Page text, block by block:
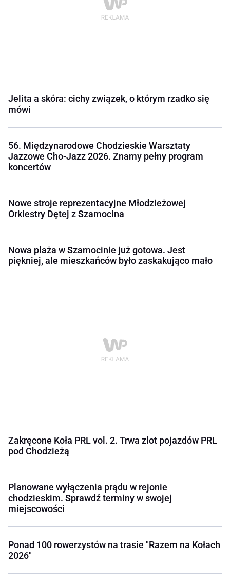
Jelita a skóra: cichy związek, o którym rzadko się
mówi
56. Międzynarodowe Chodzieskie Warsztaty
Jazzowe Cho-Jazz 2026. Znamy pełny program
koncertów
Nowe stroje reprezentacyjne Młodzieżowej
Orkiestry Dętej z Szamocina
Nowa plaża w Szamocinie już gotowa. Jest
piękniej, ale mieszkańców było zaskakująco mało
Zakręcone Koła PRL vol. 2. Trwa zlot pojazdów PRL
pod Chodzieżą
Planowane wyłączenia prądu w rejonie
chodzieskim. Sprawdź terminy w swojej
miejscowości
Ponad 100 rowerzystów na trasie "Razem na Kołach
2026"